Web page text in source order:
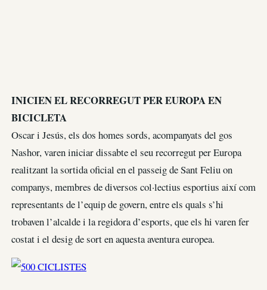
INICIEN EL RECORREGUT PER EUROPA EN
BICICLETA
Oscar i Jesús, els dos homes sords, acompanyats del gos
Nashor, varen iniciar dissabte el seu recorregut per Europa
realitzant la sortida oficial en el passeig de Sant Feliu on
companys, membres de diversos col·lectius esportius així com
representants de l’equip de govern, entre els quals s’hi
trobaven l’alcalde i la regidora d’esports, que els hi varen fer
costat i el desig de sort en aquesta aventura europea.